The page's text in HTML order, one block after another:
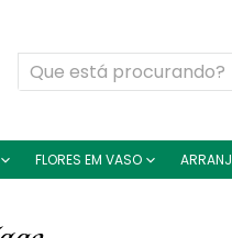
FLORES EM VASO